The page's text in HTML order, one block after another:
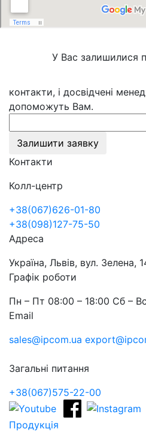
У Вас залишилися
контакти, і досвідчені
допоможуть Вам.
Залишити заявку
Контакти
Колл-центр
+38(067)626-01-80
+38(098)127-75-50
Адреса
Україна, Львів, вул. Зелена,
Графік роботи
Пн – Пт 08:00 – 18:00 Сб –
Email
sales@ipcom.ua
Загальні питання
+38(067)575-22-00
Продукція